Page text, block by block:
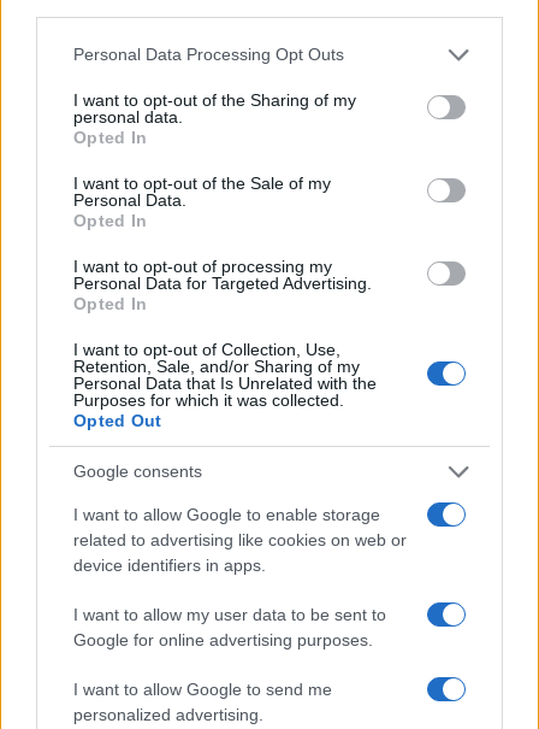
Please note that this website/app uses one or more Google
not limited to your visit or usage behaviour. You may click to
grant or deny consent to Google and its third-party tags to
use your data for below specified purposes in below Google
consent section.
Personal Data Processing Opt Outs
I want to opt-out of the Sharing of my
personal data.
Opted In
I want to opt-out of the Sale of my
Personal Data.
Opted In
I want to opt-out of processing my
Personal Data for Targeted Advertising.
Opted In
I want to opt-out of Collection, Use,
Retention, Sale, and/or Sharing of my
Personal Data that Is Unrelated with the
Purposes for which it was collected.
Opted Out
Google consents
I want to allow Google to enable storage
related to advertising like cookies on web or
device identifiers in apps.
I want to allow my user data to be sent to
Google for online advertising purposes.
I want to allow Google to send me
personalized advertising.
Πολιτική Απορρήτου&Όροι Χρήσηςτης Google.
Media
ΠΑΥΛΟΣ ΣΤΑΜΑΤΟΠΟΥΛΟΣ
Ακολουθήστε το Νewsit.gr στο
τελευταία νέατης ημέρας
Πιο δημοφιλή
Έφυγαν οι συνεργάτες, μένει η Μαρία
Καρυστιανού - Η επόμενη μέρα για την
«Ελπίδα για τη Δημοκρατία»
Συγκίνηση στο τελευταίο αντίο στον Λάκη
Χαλκιά: Με την «Φάμπρικα», λαούτο και
κλαρίνα αποχαιρέτησαν την εμβληματική
φωνή της μεταπολίτευσης
φωτογραφία για την επέτειο θανάτου της
αδελφής του, Λένας